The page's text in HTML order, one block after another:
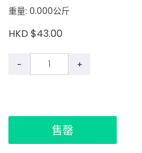
重量: 0.000公斤
HKD $43.00
- +
售罄